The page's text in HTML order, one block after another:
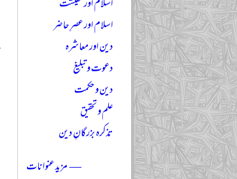
اسلام اور معیشت
اسلام اور عصرِ حاضر
دین اور معاشرہ
دعوت و تبلیغ
دین و حکمت
علم و تحقیق
تذکرہ بزرگانِ دین
— مزید عنوانات